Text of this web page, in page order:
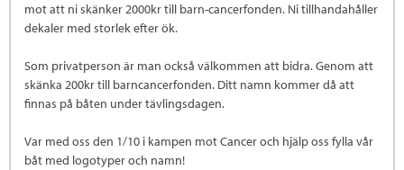
mot att ni skänker 2000kr till barn-cancerfonden. Ni tillhandahåller
dekaler med storlek efter ök.
Som privatperson är man också välkommen att bidra. Genom att
skänka 200kr till barncancerfonden. Ditt namn kommer då att
finnas på båten under tävlingsdagen.
Var med oss den 1/10 i kampen mot Cancer och hjälp oss fylla vår
båt med logotyper och namn!